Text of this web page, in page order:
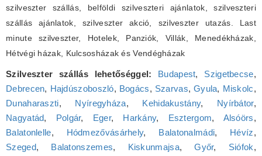
szilveszter szállás, belföldi szilveszteri ajánlatok, szilveszteri
szállás ajánlatok, szilveszter akció, szilveszter utazás. Last
minute szilveszter, Hotelek, Panziók, Villák, Menedékházak,
Hétvégi házak, Kulcsosházak és Vendégházak
Szilveszter szállás lehetőséggel: Budapest, Szigetbecse,
Debrecen, Hajdúszoboszló, Bogács, Szarvas, Gyula, Miskolc,
Dunaharaszti, Nyíregyháza, Kehidakustány, Nyírbátor,
Nagyatád, Polgár, Eger, Harkány, Esztergom, Alsóörs,
Balatonlelle, Hódmezővásárhely, Balatonalmádi, Hévíz,
Szeged, Balatonszemes, Kiskunmajsa,Győr, Siófok,